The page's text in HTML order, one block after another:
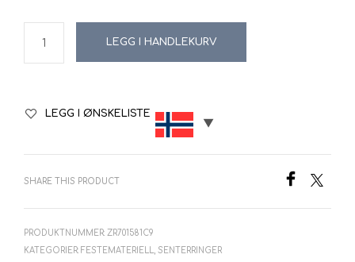
LEGG I HANDLEKURV
LEGG I ØNSKELISTE
SHARE THIS PRODUCT
PRODUKTNUMMER: ZR701581C9
KATEGORIER: FESTEMATERIELL, SENTERRINGER